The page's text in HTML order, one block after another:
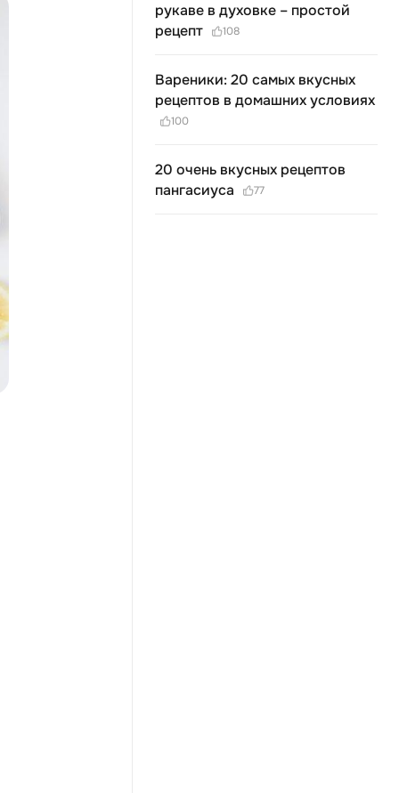
рукаве в духовке – простой
рецепт
108
Вареники: 20 самых вкусных
рецептов в домашних условиях
100
20 очень вкусных рецептов
пангасиуса
77